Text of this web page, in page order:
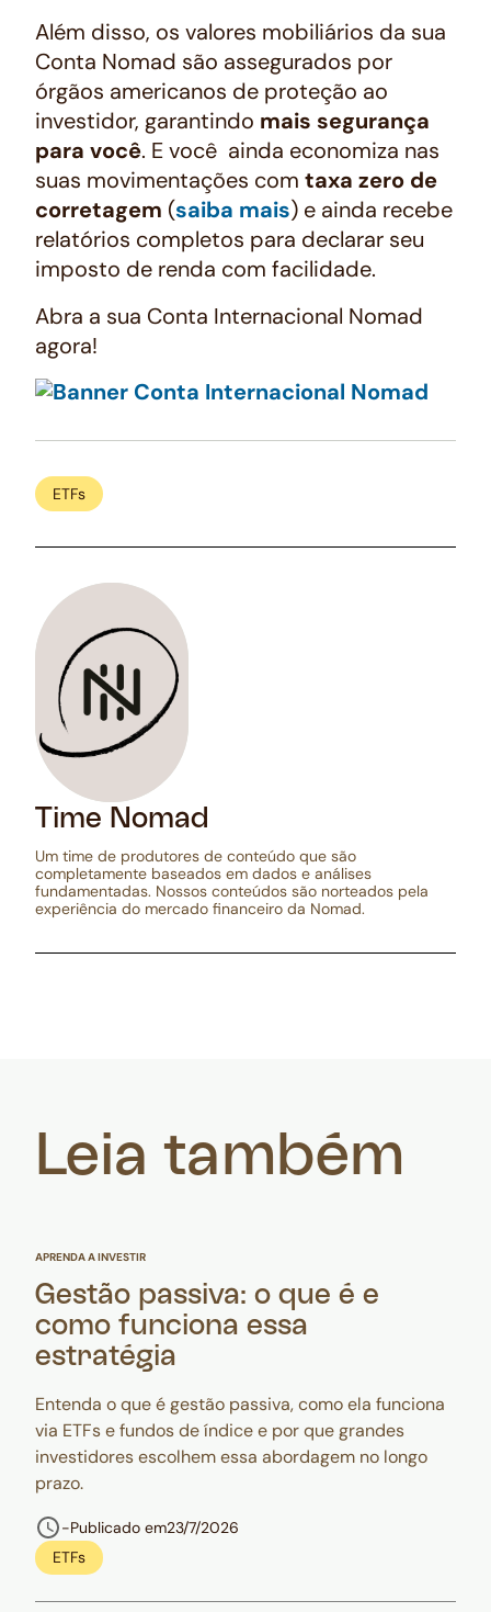
Além disso, os valores mobiliários da sua
Conta Nomad são assegurados por
órgãos americanos de proteção ao
investidor, garantindo mais segurança
para você. E você ainda economiza nas
suas movimentações com taxa zero de
corretagem (saiba mais) e ainda recebe
relatórios completos para declarar seu
imposto de renda com facilidade.
Abra a sua Conta Internacional Nomad
agora!
ETFs
Time Nomad
Um time de produtores de conteúdo que são
completamente baseados em dados e análises
fundamentadas. Nossos conteúdos são norteados pela
experiência do mercado financeiro da Nomad.
Leia também
APRENDA A INVESTIR
Gestão passiva: o que é e
como funciona essa
estratégia
Entenda o que é gestão passiva, como ela funciona
via ETFs e fundos de índice e por que grandes
investidores escolhem essa abordagem no longo
prazo.
-Publicado em23/7/2026
ETFs